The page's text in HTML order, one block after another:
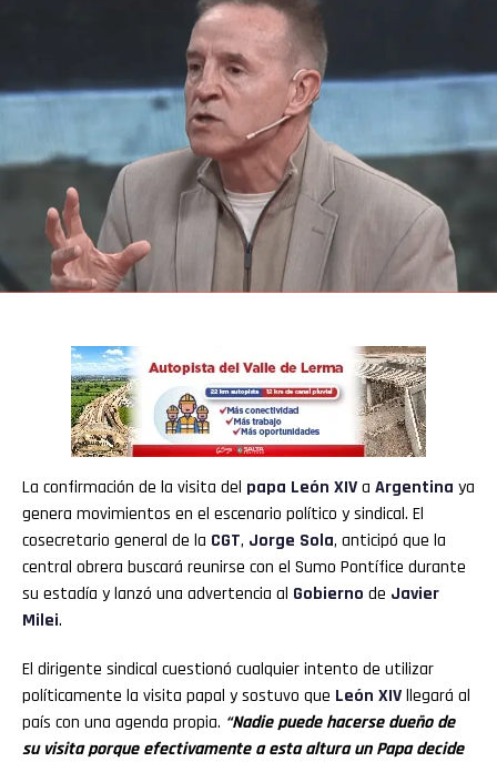
La confirmación de la visita del papa León XIVa Argentina ya
genera movimientos en el escenario político y sindical. El
cosecretario general de la CGT, Jorge Sola, anticipó que la
central obrera buscará reunirse con el Sumo Pontífice durante
su estadía y lanzó una advertencia al Gobierno de Javier
Milei.
El dirigente sindical cuestionó cualquier intento de utilizar
políticamente la visita papal y sostuvo que León XIVllegará al
país con una agenda propia. “Nadie puede hacerse dueño de
su visita porque efectivamente a esta altura un Papa decide
Flipboard
Reddit
Pinterest
Whatsapp